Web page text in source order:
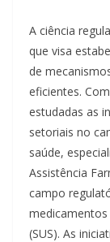
A ciência
que visa
de
eficientes.
estudadas as
setoriais no
saúde,
Assistência
campo
medicamentos
(SUS). As